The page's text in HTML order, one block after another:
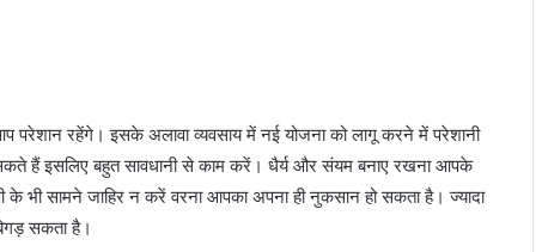
परेशान रहेंगे। इसके अलावा व्यवसाय में नई योजना को लागू करने में परेशानी
हैं इसलिए बहुत सावधानी से काम करें। धैर्य और संयम बनाए रखना आपके
के भी सामने जाहिर न करें वरना आपका अपना ही नुकसान हो सकता है। ज्यादा
सकता है।